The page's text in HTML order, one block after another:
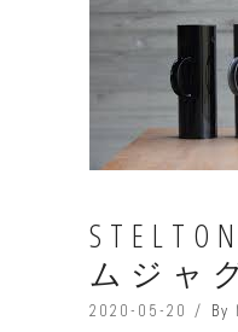
ムジャ
2020-05-20 By